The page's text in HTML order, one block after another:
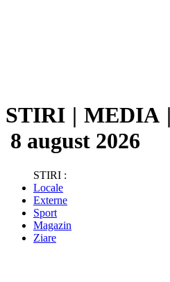
STIRI | MEDIA |
8 august 2026
STIRI :
Locale
Externe
Sport
Magazin
Ziare